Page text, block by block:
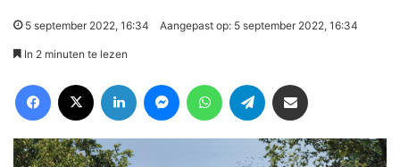
5 september 2022, 16:34 Aangepast op: 5 september 2022, 16:34
In 2 minuten te lezen